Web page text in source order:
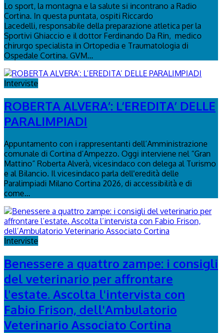
Lo sport, la montagna e la salute si incontrano a Radio
Cortina. In questa puntata, ospiti Riccardo
Lacedelli, responsabile della preparazione atletica per la
Sportivi Ghiaccio e il dottor Ferdinando Da Rin, medico
chirurgo specialista in Ortopedia e Traumatologia di
Ospedale Cortina. GVM...
Interviste
ROBERTA ALVERA’: L’EREDITA’ DELLE
PARALIMPIADI
Appuntamento con i rappresentanti dell’Amministrazione
comunale di Cortina d’Ampezzo. Oggi interviene nel “Gran
Mattino” Roberta Alverà, vicesindaco con delega al Turismo
e al Bilancio. Il vicesindaco parla dell'eredità delle
Paralimpiadi Milano Cortina 2026, di accessibilità e di
come...
Interviste
Benessere a quattro zampe: i consigli
del veterinario per affrontare
l'estate. Ascolta l'intervista con
Fabio Frison, dell'Ambulatorio
Veterinario Associato Cortina